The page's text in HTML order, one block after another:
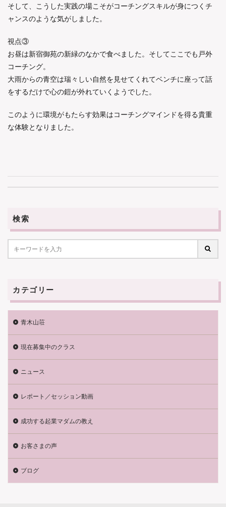
そして、こうした実践の場こそがコーチングスキルが身につくチ
ャンスのような気がしました。
視点③
お昼は新宿御苑の新緑のなかで食べました。そしてここでも戸外
コーチング。
大雨からの青空は瑞々しい自然を見せてくれてベンチに座って話
をするだけで心の鎧が外れていくようでした。
このように環境がもたらす効果はコーチングマインドを得る貴重
な体験となりました。
検索
カテゴリー
青木山荘
現在募集中のクラス
ニュース
レポート／セッション動画
成功する起業マダムの教え
お客さまの声
ブログ